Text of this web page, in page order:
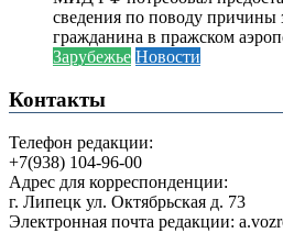
сведения по поводу причины
гражданина в пражском
Зарубежье Новости
Контакты
Телефон редакции:
+7(938) 104-96-00
Адрес для корреспонденции:
г. Липецк ул. Октябрьская д. 73
Электронная почта редакции: